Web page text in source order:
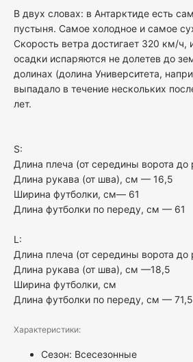
В двух словах: в Антарктиде есть
пустыня. Самое холодное и самое
Скорость ветра достигает 320 км/ч,
осадки испаряются не долетев до
долинах (долина Университета,
выпадало в течение нескольких
лет.
S:
Длина плеча (от середины ворота
Длина рукава (от шва), см — 16,5
Ширина футболки, см— 61
Длина футболки по переду, см — 61
L:
Длина плеча (от середины ворота
Длина рукава (от шва), см —18,5
Ширина футболки, см
Длина футболки по переду, см — 71,5
Характеристики:
Сезон: Всесезонные